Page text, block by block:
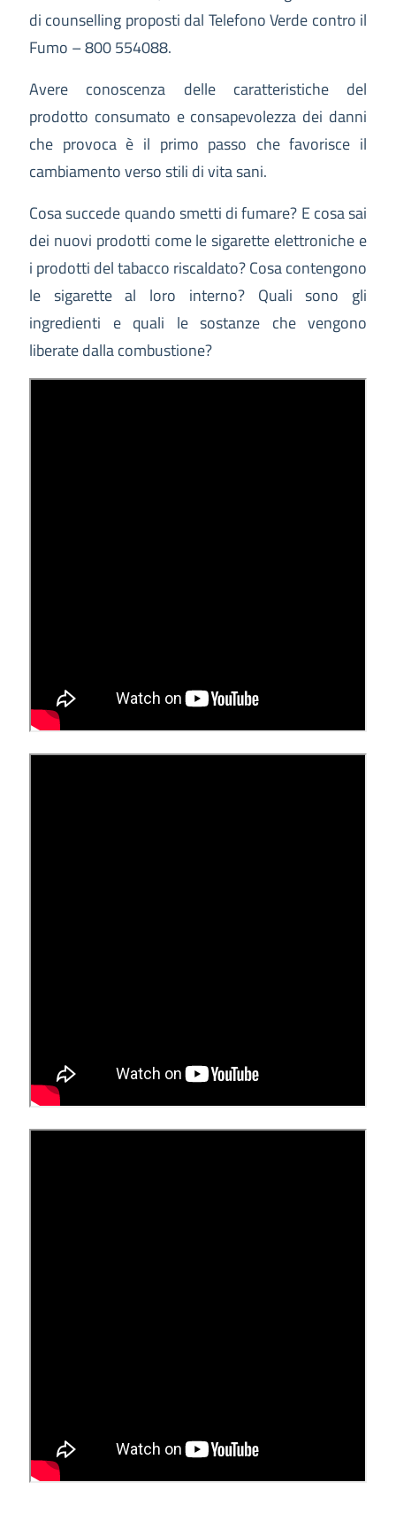
di counselling proposti dal Telefono Verde contro il
Fumo – 800 554088.
Avere conoscenza delle caratteristiche del
prodotto consumato e consapevolezza dei danni
che provoca è il primo passo che favorisce il
cambiamento verso stili di vita sani.
Cosa succede quando smetti di fumare? E cosa sai
dei nuovi prodotti come le sigarette elettroniche e
i prodotti del tabacco riscaldato? Cosa contengono
le sigarette al loro interno? Quali sono gli
ingredienti e quali le sostanze che vengono
liberate dalla combustione?